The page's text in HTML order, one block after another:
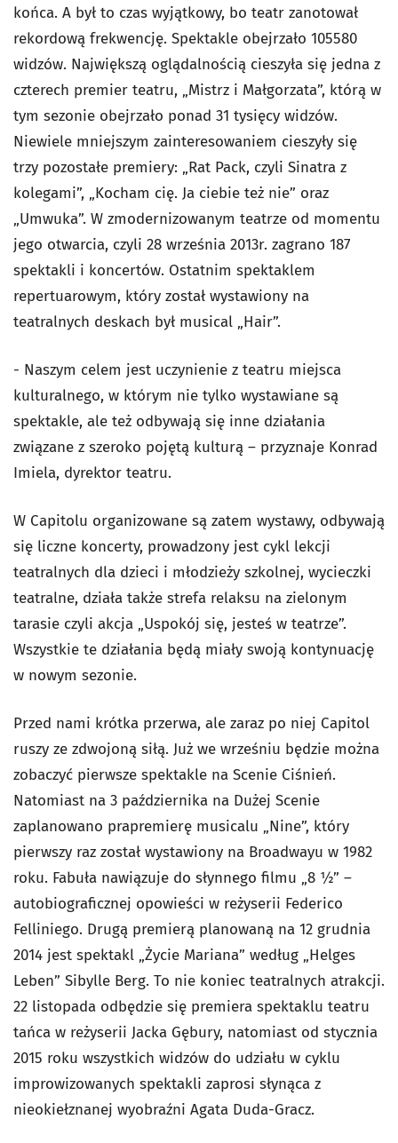
końca. A był to czas wyjątkowy, bo teatr zanotował
rekordową frekwencję. Spektakle obejrzało 105580
widzów. Największą oglądalnością cieszyła się jedna z
czterech premier teatru, „Mistrz i Małgorzata”, którą w
tym sezonie obejrzało ponad 31 tysięcy widzów.
Niewiele mniejszym zainteresowaniem cieszyły się
trzy pozostałe premiery: „Rat Pack, czyli Sinatra z
kolegami”, „Kocham cię. Ja ciebie też nie” oraz
„Umwuka”. W zmodernizowanym teatrze od momentu
jego otwarcia, czyli 28 września 2013r. zagrano 187
spektakli i koncertów. Ostatnim spektaklem
repertuarowym, który został wystawiony na
teatralnych deskach był musical „Hair”.
- Naszym celem jest uczynienie z teatru miejsca
kulturalnego, w którym nie tylko wystawiane są
spektakle, ale też odbywają się inne działania
związane z szeroko pojętą kulturą – przyznaje Konrad
Imiela, dyrektor teatru.
W Capitolu organizowane są zatem wystawy, odbywają
się liczne koncerty, prowadzony jest cykl lekcji
teatralnych dla dzieci i młodzieży szkolnej, wycieczki
teatralne, działa także strefa relaksu na zielonym
tarasie czyli akcja „Uspokój się, jesteś w teatrze”.
Wszystkie te działania będą miały swoją kontynuację
w nowym sezonie.
Przed nami krótka przerwa, ale zaraz po niej Capitol
ruszy ze zdwojoną siłą. Już we wrześniu będzie można
zobaczyć pierwsze spektakle na Scenie Ciśnień.
Natomiast na 3 października na Dużej Scenie
zaplanowano prapremierę musicalu „Nine”, który
pierwszy raz został wystawiony na Broadwayu w 1982
roku. Fabuła nawiązuje do słynnego filmu „8 ½” –
autobiograficznej opowieści w reżyserii Federico
Felliniego. Drugą premierą planowaną na 12 grudnia
2014 jest spektakl „Życie Mariana” według „Helges
Leben” Sibylle Berg. To nie koniec teatralnych atrakcji.
22 listopada odbędzie się premiera spektaklu teatru
tańca w reżyserii Jacka Gębury, natomiast od stycznia
2015 roku wszystkich widzów do udziału w cyklu
improwizowanych spektakli zaprosi słynąca z
nieokiełznanej wyobraźni Agata Duda-Gracz.